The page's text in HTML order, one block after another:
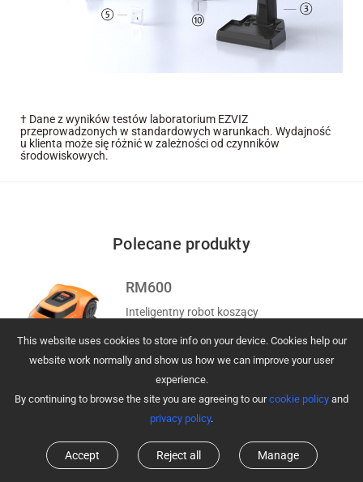
† Dane z wyników testów laboratorium EZVIZ
przeprowadzonych w standardowych warunkach. Wydajność
u klienta może się różnić w zależności od czynników
środowiskowych.
Polecane produkty
RM600
Inteligentny robot koszący
Add to Cart Szczegóły
Kategorie Produktów
This website uses cookies to store info on your device. Cookies help our
website work normally and show us how we can improve your user
experience.
By continuing to browse the site you are agreeing to ourcookie policy and
privacy policy.
Manage
Reject all
Accept